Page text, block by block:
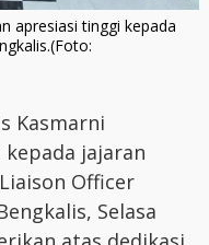
apresiasi tinggi kepada
Kasmarni
jajaran
Officer
Selasa